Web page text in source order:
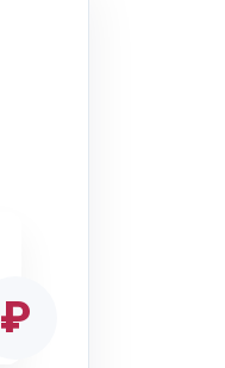
₽